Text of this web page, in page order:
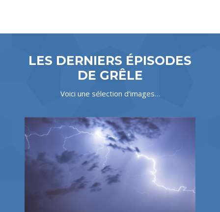
LES DERNIERS ÉPISODES
DE GRÊLE
Voici une sélection d’images…